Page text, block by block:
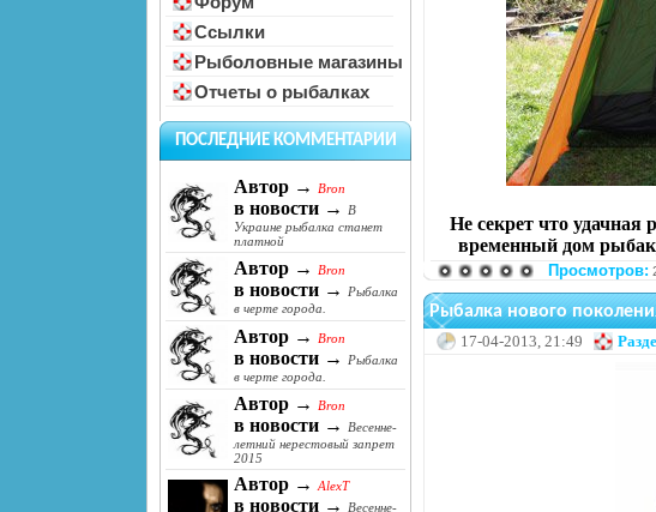
Ссылки
Рыболовные магазины
Отчеты о рыбалках
ПОСЛЕДНИЕ КОММЕНТАРИИ
Автор → Bron
в новости →
В
Украине рыбалка станет
платной
Автор → Bron
в новости →
Рыбалка
в черте города.
Автор → Bron
в новости →
Рыбалка
в черте города.
Автор → Bron
в новости →
Весенне-
летний нерестовый запрет
2015
Автор → AlexT
в новости →
Весенне-
Не секрет что удачная
временный дом
Просмотров:
Рыбалка нового
17-04-2013, 21:49